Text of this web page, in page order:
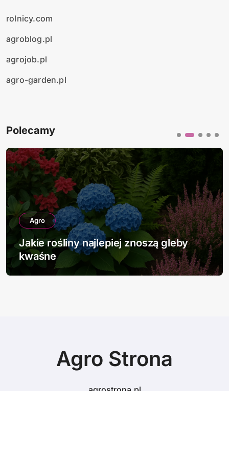
rolnicy.com
agroblog.pl
agrojob.pl
agro-garden.pl
Polecamy
Agro
Jakie rośliny najlepiej znoszą gleby
kwaśne
Agro Strona
agrostrona.pl